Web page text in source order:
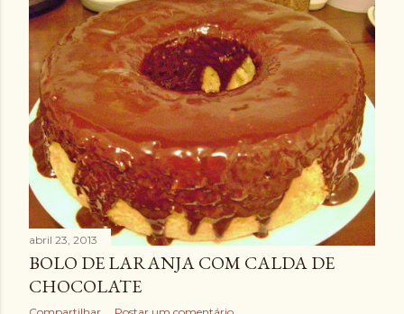
abril 23, 2013
BOLO DE LARANJA COM CALDA DE
CHOCOLATE